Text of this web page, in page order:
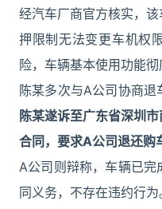
经汽车厂商官方核实，
押限制无法变更车机权
险，车辆基本使用功能彻
陈某多次与A公司协商退
陈某遂诉至广东省深圳
合同，要求A公司退还购
A公司则辩称，车辆已
同义务，不存在违约行为